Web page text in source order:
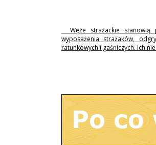
Węże strażackie stanowią
wyposażenia strażaków,
ratunkowych i gaśniczych. Ich